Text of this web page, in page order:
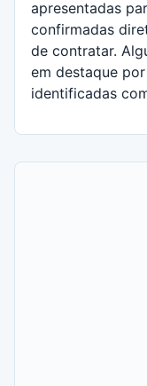
apresentadas
confirmadas
de contratar.
em destaque
identificadas